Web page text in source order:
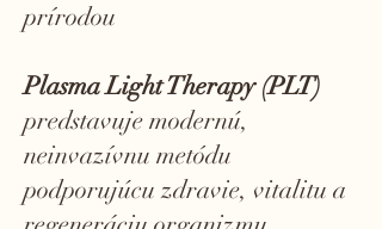
prírodou
Plasma Light Therapy (PLT)
predstavuje modernú,
neinvazívnu metódu
podporujúcu zdravie, vitalitu a